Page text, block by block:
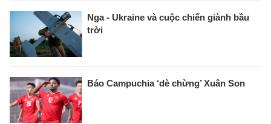
Nga - Ukraine và cuộc chiến giành bầu
trời
Báo Campuchia ‘dè chừng’ Xuân Son